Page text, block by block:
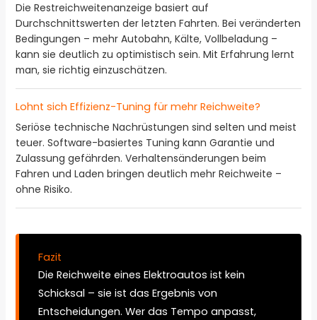
Die Restreichweitenanzeige basiert auf
Durchschnittswerten der letzten Fahrten. Bei veränderten
Bedingungen – mehr Autobahn, Kälte, Vollbeladung –
kann sie deutlich zu optimistisch sein. Mit Erfahrung lernt
man, sie richtig einzuschätzen.
Lohnt sich Effizienz-Tuning für mehr Reichweite?
Seriöse technische Nachrüstungen sind selten und meist
teuer. Software-basiertes Tuning kann Garantie und
Zulassung gefährden. Verhaltensänderungen beim
Fahren und Laden bringen deutlich mehr Reichweite –
ohne Risiko.
Fazit
Die Reichweite eines Elektroautos ist kein
Schicksal – sie ist das Ergebnis von
Entscheidungen. Wer das Tempo anpasst,